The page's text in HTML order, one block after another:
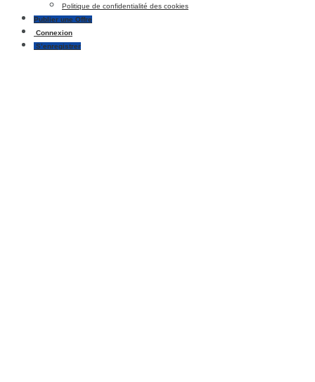
Politique de confidentialité des cookies
Publier une Offre
Connexion
S’enregistrer